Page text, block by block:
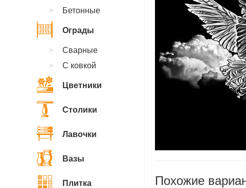
Похожие
Бетонные
Ограды
Сварные
С ковкой
Цветники
Столики
Лавочки
Вазы
Плитка